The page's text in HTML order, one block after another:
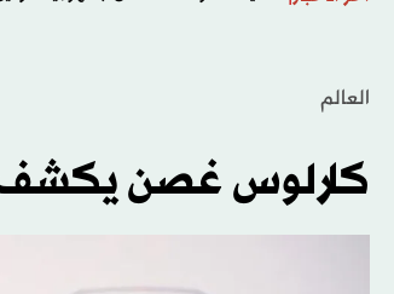
العالم
كارلوس غصن يكشف